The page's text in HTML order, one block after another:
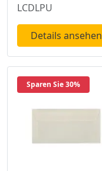
LCDLPU
Details ansehen
Sparen Sie 30%